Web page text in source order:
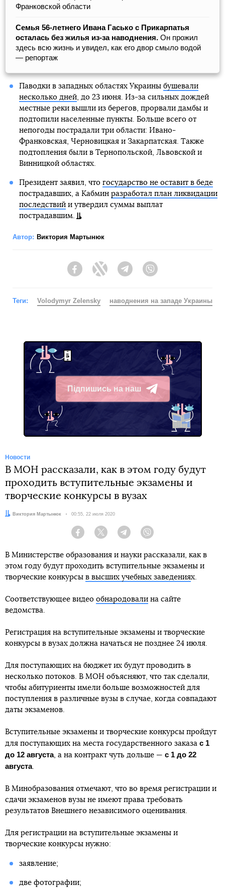
Франковской области
Семья 56-летнего Ивана Гасько с Прикарпатья
осталась без жилья из-за наводнения. Он прожил
здесь всю жизнь и увидел, как его двор смыло водой
— репортаж
Паводки в западных областях Украины бушевали
несколько дней, до 23 июня. Из-за сильных дождей
местные реки вышли из берегов, прорвали дамбы и
подтопили населенные пункты. Больше всего от
непогоды пострадали три области: Ивано-
Франковская, Черновицкая и Закарпатская. Также
подтопления были в Тернопольской, Львовской и
Винницкой областях.
Президент заявил, что государство не оставит в беде
пострадавших, а Кабмин разработал план ликвидации
последствийи утвердил суммы выплат
пострадавшим.
Автор: Виктория Мартынюк
FacebookTwitter Telegram
Теги: Volodymyr Zelensky наводнения на западе Украины
Підпишись на наш
Telegram
Новости
В МОН рассказали, как в этом году будут
проходить вступительные экзамены и
творческие конкурсы в вузах
Автор:Виктория Мартынюк Дата:
00:55, 22 июля 2020
Facebook Twitter Telegram
В Министерстве образования и науки рассказали, как в
этом году будут проходить вступительные экзамены и
творческие конкурсы в высших учебных заведениях.
Соответствующее видео обнародовали на сайте
ведомства.
Регистрация на вступительные экзамены и творческие
конкурсы в вузах должна начаться не позднее 24 июля.
Для поступающих на бюджет их будут проводить в
несколько потоков. В МОН объясняют, что так сделали,
чтобы абитуриенты имели больше возможностей для
поступления в различные вузы в случае, когда совпадают
даты экзаменов.
Вступительные экзамены и творческие конкурсы пройдут
для поступающих на места государственного заказа с 1
до 12 августа, а на контракт чуть дольше — с 1 до 22
августа.
В Минобразования отмечают, что во время регистрации и
сдачи экзаменов вузы не имеют права требовать
результатов Внешнего независимого оценивания.
Для регистрации на вступительные экзамены и
творческие конкурсы нужно:
заявление;
две фотографии;